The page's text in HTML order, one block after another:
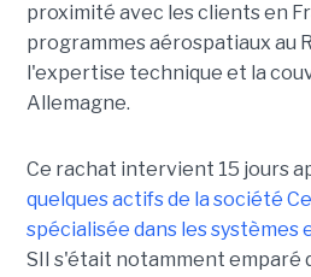
proximité avec les clients en
programmes aérospatiaux au
l'expertise technique et la
Allemagne.
Ce rachat intervient 15 jours
quelques actifs de la société
spécialisée dans les systèmes
SII s'était notamment emparé